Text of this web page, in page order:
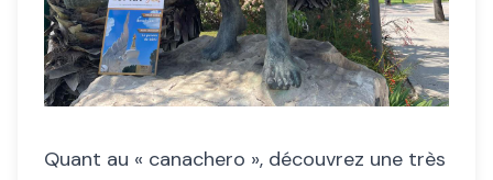
Quant au « canachero », découvrez une très